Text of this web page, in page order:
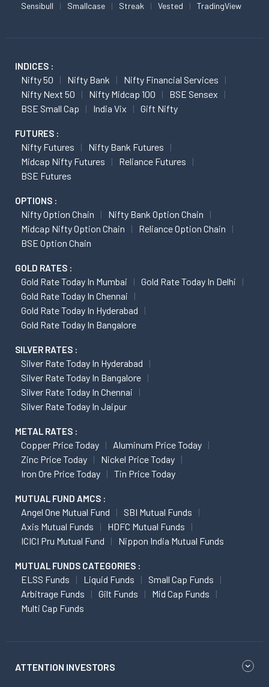
Sensibull Smallcase Streak Vested TradingView
INDICES :
Nifty 50 Nifty Bank
Nifty Financial Services
Nifty Next 50
Nifty Midcap 100
BSE Sensex
BSE Small Cap
India Vix Gift Nifty
FUTURES :
Nifty Futures
Nifty Bank Futures
Midcap Nifty Futures
Reliance Futures
BSE Futures
OPTIONS :
Nifty Option Chain
Nifty Bank Option Chain
Midcap Nifty Option Chain
Reliance Option Chain
BSE Option Chain
GOLD RATES :
Gold Rate Today In Mumbai
Gold Rate Today In Delhi
Gold Rate Today In Chennai
Gold Rate Today In Hyderabad
Gold Rate Today In Bangalore
SILVER RATES :
Silver Rate Today In Hyderabad
Silver Rate Today In Bangalore
Silver Rate Today In Chennai
Silver Rate Today In Jaipur
METAL RATES :
Copper Price Today
Aluminum Price Today
Zinc Price Today
Nickel Price Today
Iron Ore Price Today
Tin Price Today
MUTUAL FUND AMCS :
Angel One Mutual Fund
SBI Mutual Funds
Axis Mutual Funds
HDFC Mutual Funds
ICICI Pru Mutual Fund
Nippon India Mutual Funds
MUTUAL FUNDS CATEGORIES :
ELSS Funds Liquid Funds
Small Cap Funds
Arbitrage Funds
Gilt Funds
Mid Cap Funds
Multi Cap Funds
ATTENTION INVESTORS